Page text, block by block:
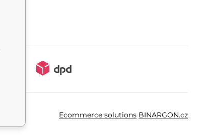
Ecommerce solutions BINARGON.cz